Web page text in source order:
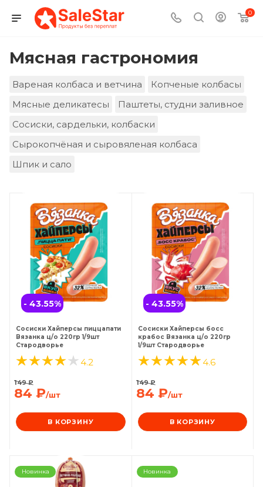
0
Мясная гастрономия
Вареная колбаса и ветчина
Копченые колбасы
Мясные деликатесы
Паштеты, студни заливное
Сосиски, сардельки, колбаски
Сырокопчёная и сыровяленая колбаса
Шпик и сало
- 43.55%
Сосиски Хайперсы пиццапати
Вязанка ц/о 220гр 1/9шт
Стародворье
4.2
84 ₽/шт
149₽
В КОРЗИНУ
- 43.55%
Сосиски Хайперсы босс
крабос Вязанка ц/о 220гр
1/9шт Стародворье
4.6
84 ₽/шт
149₽
В КОРЗИНУ
Новинка Новинка